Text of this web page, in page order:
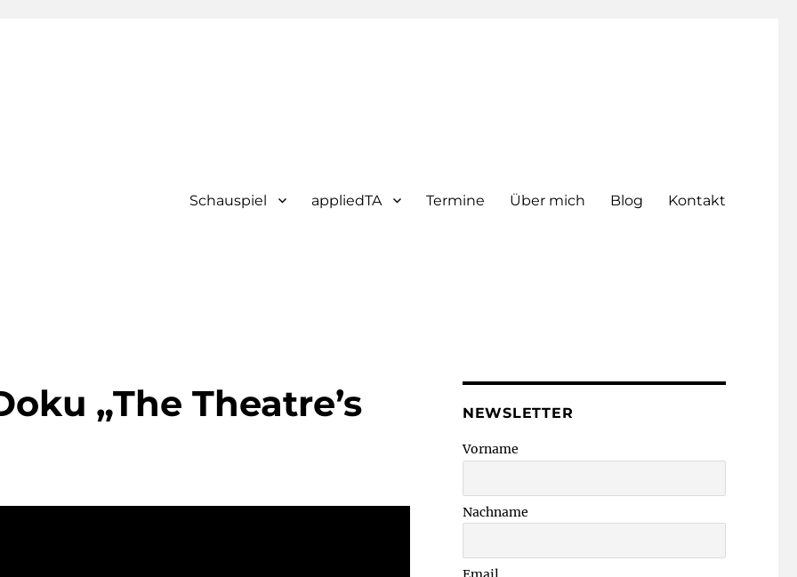
Schauspiel appliedTA Termine Über mich Blog Kontakt
„The Theatre’s
NEWSLETTER
Vorname
Nachname